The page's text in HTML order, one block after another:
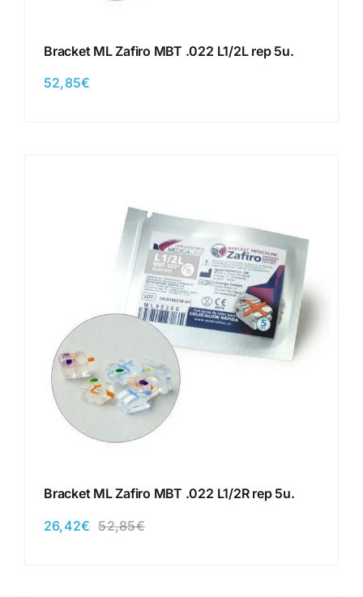
Bracket ML Zafiro MBT .022 L1/2L rep 5u.
52,85€
Bracket ML Zafiro MBT .022 L1/2R rep 5u.
52,85€El
26,42€
El